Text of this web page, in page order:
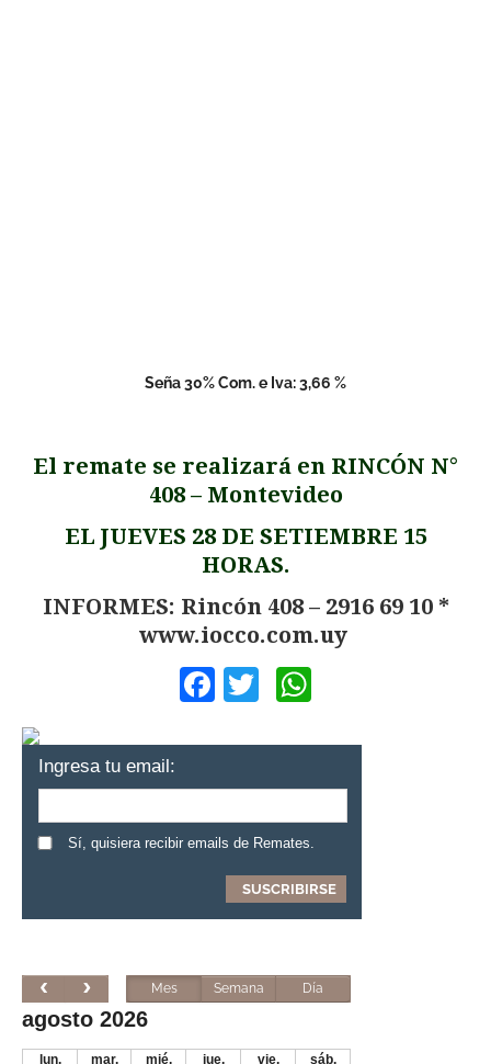
Seña 30% Com. e Iva: 3,66 %
El remate se realizará en RINCÓN N°
408 – Montevideo
EL JUEVES 28 DE SETIEMBRE 15
HORAS.
INFORMES: Rincón 408 – 2916 69 10 *
www.iocco.com.uy
Facebook
Twitter
Ingresa tu email:
Sí, quisiera recibir emails de Remates.
Mes Semana Día
agosto 2026
lun. mar. mié. jue. vie. sáb.